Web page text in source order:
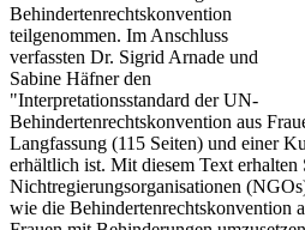
Behindertenrechtskonvention
teilgenommen. Im Anschluss
verfassten Dr. Sigrid Arnade und
Sabine Häfner den
"Interpretationsstandard der UN-
Behindertenrechtskonvention aus
Langfassung (115 Seiten) und einer
erhältlich ist. Mit diesem Text erhalten
Nichtregierungsorganisationen
wie die Behindertenrechtskonvention